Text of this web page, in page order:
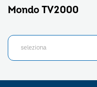
Mondo TV2000